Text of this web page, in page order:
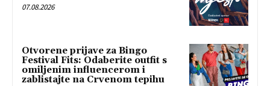
07.08.2026
Otvorene prijave za Bingo
Festival Fits: Odaberite outfit s
omiljenim influencerom i
zablistajte na Crvenom tepihu